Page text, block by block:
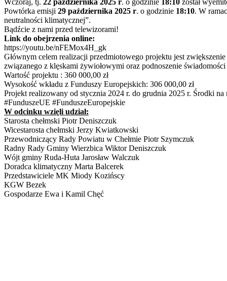
Justyna Grzegółka2026-01-09T10:51:35+01:00Aktualności|
Wczoraj, tj.22 października 2025 r. o godzinie18:10został
wyemitowany reportaż „Powiat Chełmski neutralny klimatycznie”
na antenieTVP3 Lublin.
Powtórka emisji29 października 2025 r
W ramach projektu „Podnoszenie świadomości mieszkańców
Powiatu Chełmskiego z zakresu neutralności klimatycznej”.
Bądźcie z nami przed telewizorami!
Link do obejrzenia online:
https://youtu.be/nFEMox4H_gk
Głównym celem realizacji przedmiotowego projektu jest
zwiększenie świadomości mieszkańców powiatu chełmskiego
na zmiany klimatu i zapobieganie ryzyku związanego z klęskami
żywiołowymi oraz podnoszenie świadomości społecznej w zakresie
neutralności klimatycznej.
Wartość projektu : 360 000,00 zł
Wysokość wkładu z Funduszy Europejskich: 306 000,00 zł
Projekt realizowany od stycznia 2024 r. do grudnia 2025 r. Środki
na realizację pochodzą z Programu Fundusze Europejskie dla
Lubelskiego 2021-2027.
#FunduszeUE
W odcinku wzięli udział: